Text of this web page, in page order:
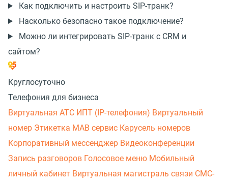
Как подключить и настроить SIP-транк?
Насколько безопасно такое подключение?
Можно ли интегрировать SIP-транк с CRM и
сайтом?
Круглосуточно
Телефония для бизнеса
Виртуальная АТС ИПТ (IP-телефония) Виртуальный
номер Этикетка МАВ сервис Карусель номеров
Корпоративный мессенджер Видеоконференции
Запись разговоров Голосовое меню Мобильный
личный кабинет Виртуальная магистраль связи СМС-